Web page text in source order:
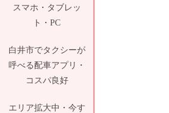
スマホ・タブレッ
ト・PC
白井市でタクシーが
呼べる配車アプリ・
コスパ良好
エリア拡大中・今す